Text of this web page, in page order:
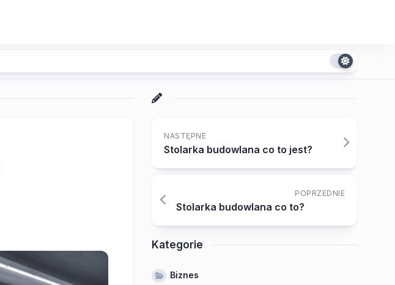
NASTĘPNE
Stolarka budowlana co to jest?
POPRZEDNIE
Stolarka budowlana co to?
Kategorie
Biznes